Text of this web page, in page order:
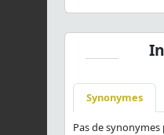
Synonymes
Pas de